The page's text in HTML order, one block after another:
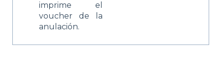
imprime el
voucher de la
anulación.